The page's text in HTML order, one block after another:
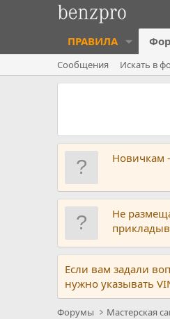
ПРАВИЛА
Сообщения Искать в
Новичкам
Не
Если вам задали
нужно указывать
Форумы Мастерская